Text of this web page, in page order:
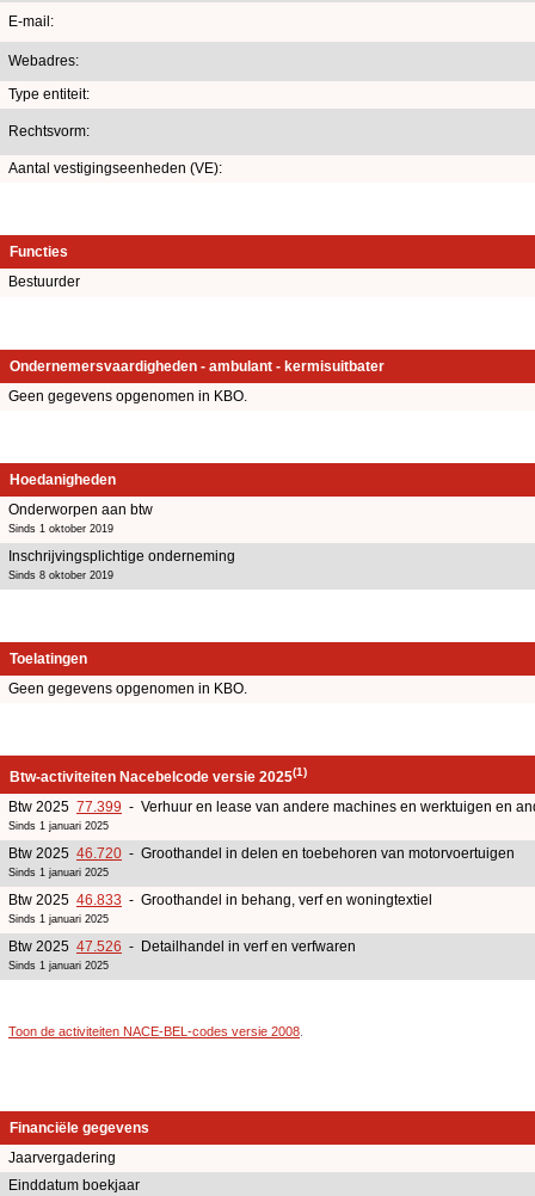
E-mail:
Webadres:
Type entiteit:
Rechtsvorm:
Aantal vestigingseenheden (VE):
Functies
Bestuurder
Ondernemersvaardigheden - ambulant - kermisuitbater
Geen gegevens opgenomen in KBO.
Hoedanigheden
Onderworpen aan btw
Sinds 1 oktober 2019
Inschrijvingsplichtige onderneming
Sinds 8 oktober 2019
Toelatingen
Geen gegevens opgenomen in KBO.
Btw-activiteiten Nacebelcode versie 2025(1)
Btw 2025 77.399 - Verhuur en lease van andere machines en werktuigen en
Sinds 1 januari 2025
Btw 2025 46.720 - Groothandel in delen en toebehoren van motorvoertuigen
Sinds 1 januari 2025
Btw 2025 46.833 - Groothandel in behang, verf en woningtextiel
Sinds 1 januari 2025
Btw 2025 47.526 - Detailhandel in verf en verfwaren
Sinds 1 januari 2025
Toon de activiteiten NACE-BEL-codes versie 2008
Financiële gegevens
Jaarvergadering
Einddatum boekjaar